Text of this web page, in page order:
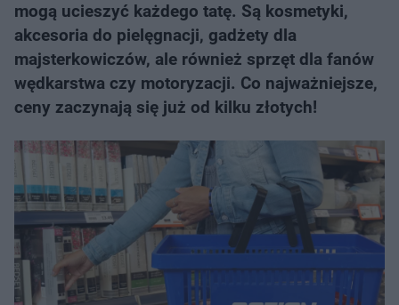
mogą ucieszyć każdego tatę. Są kosmetyki,
akcesoria do pielęgnacji, gadżety dla
majsterkowiczów, ale również sprzęt dla fanów
wędkarstwa czy motoryzacji. Co najważniejsze,
ceny zaczynają się już od kilku złotych!